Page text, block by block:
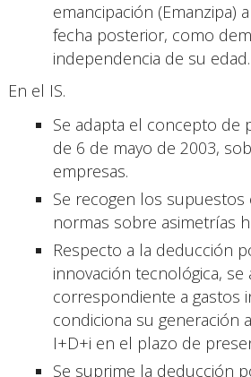
emancipación
fecha posterior, como
independencia de su edad.
En el IS.
Se adapta el concepto de
de 6 de mayo de 2003,
empresas.
Se recogen los
normas sobre asimetrías
Respecto a la deducción
innovación tecnológica,
correspondiente a gastos
condiciona su generación
I+D+i en el plazo de
Se suprime la deducción